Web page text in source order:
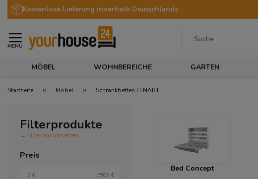
Kostenlose Lieferung innerhalb Deutschlands
MENÜ
MÖBEL WOHNBEREICHE GARTEN
Startseite » Möbel » Schrankbetten LENART
Filterprodukte
→ Filter zurücksetzen
Preis
0 € 3500 €
Bed Concept